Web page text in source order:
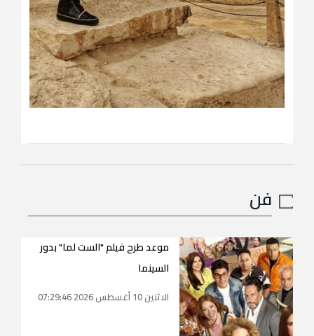
فن
موعد طرح فيلم "الست لما" بدور
السينما
الاثنين 10 أغسطس 2026 07:29:46